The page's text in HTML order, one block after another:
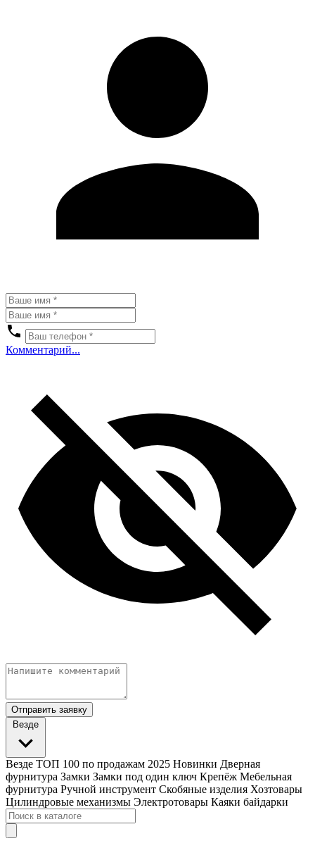
Комментарий...
Отправить заявку
Везде
Везде ТОП 100 по продажам 2025 Новинки Дверная
фурнитура Замки Замки под один ключ Крепёж Мебельная
фурнитура Ручной инструмент Скобяные изделия Хозтовары
Цилиндровые механизмы Электротовары Каяки байдарки